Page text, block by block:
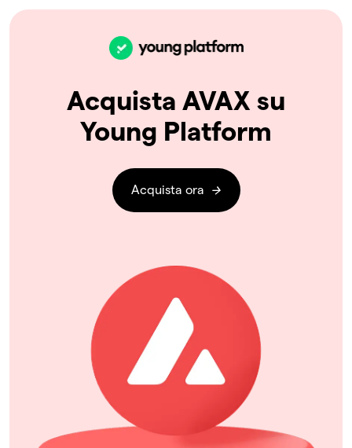
Acquista AVAX su
Young Platform
Acquista ora